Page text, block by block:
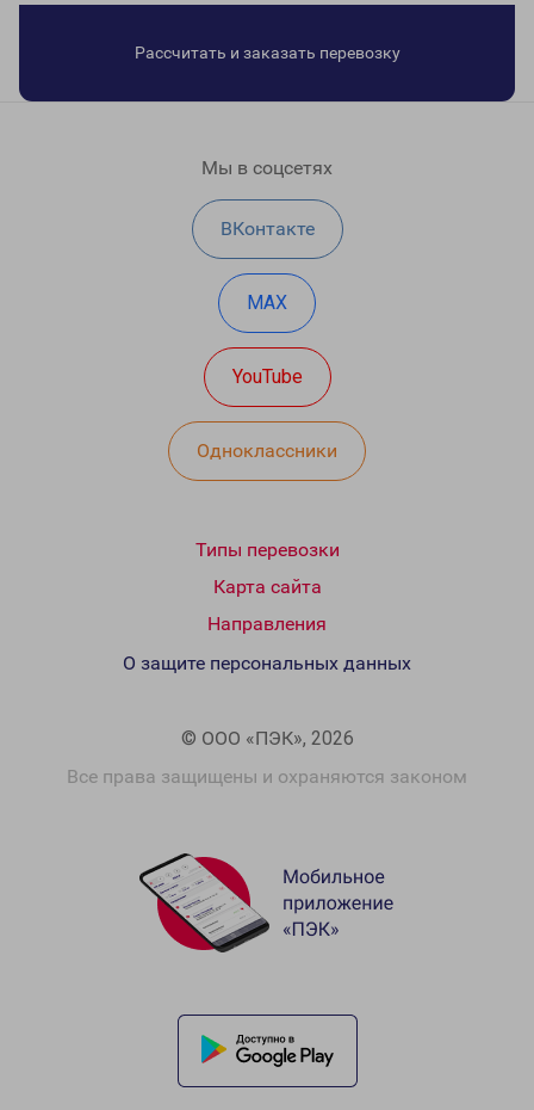
Рассчитать и заказать перевозку
Мы в соцсетях
ВКонтакте
MAX
YouTube
Одноклассники
Типы перевозки
Карта сайта
Направления
© ООО «ПЭК», 2026
Все права защищены и охраняются законом
О защите персональных данных